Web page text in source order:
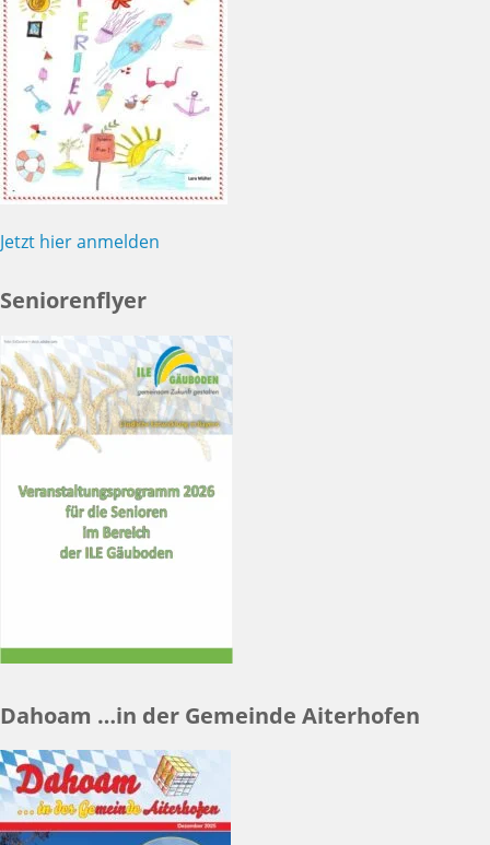
Jetzt hier anmelden
Seniorenflyer
Dahoam …in der Gemeinde Aiterhofen